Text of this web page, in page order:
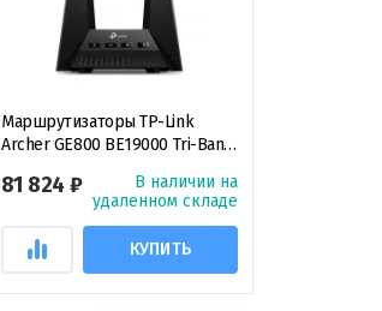
Маршрутизаторы TP-Link
Archer GE800 BE19000 Tri-Band
трехдиапазонный игровой
маршрутизатор Wi‑Fi 7
81 824 ₽
В наличии на
удаленном складе
КУПИТЬ